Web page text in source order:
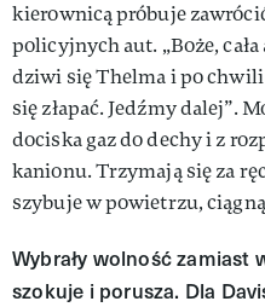
kierownicą próbuje
policyjnych aut. „Boże,
dziwi się Thelma i po chwili
się złapać. Jedźmy dalej”.
dociska gaz do dechy i z
kanionu. Trzymają się za
szybuje w powietrzu,
Wybrały wolność zamiast
szokuje i porusza. Dla